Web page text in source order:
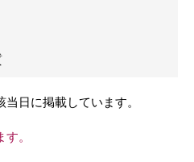
日に掲載しています。
。